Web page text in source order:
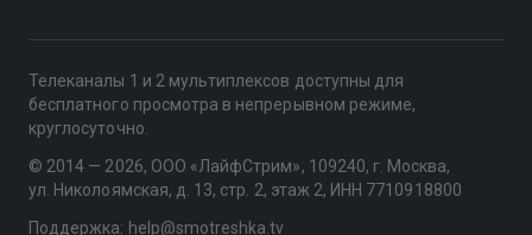
Телеканалы 1 и 2 мультиплексов доступны для
бесплатного просмотра в непрерывном режиме,
круглосуточно.
© 2014 — 2026, ООО «ЛайфСтрим», 109240, г. Москва,
ул. Николоямская, д. 13, стр. 2, этаж 2, ИНН 7710918800
Поддержка: help@smotreshka.tv